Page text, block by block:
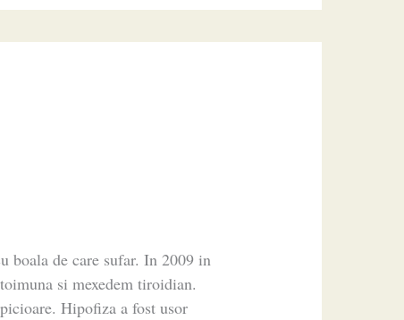
boala de care sufar. In 2009 in
si mexedem tiroidian.
Hipofiza a fost usor